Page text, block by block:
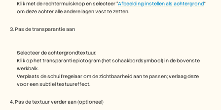
Klik met de rechtermuisknop en selecteer “Afbeelding instellen als achtergrond”
om deze achter alle andere lagen vast te zetten.
3. Pas de transparantie aan
Selecteer de achtergrondtextuur.
Klik op het transparantiepictogram (het schaakbordsymbool) in de bovenste
werkbalk.
Verplaats de schuifregelaar om de zichtbaarheid aan te passen; verlaag deze
voor een subtiel textuureffect.
4. Pas de textuur verder aan (optioneel)